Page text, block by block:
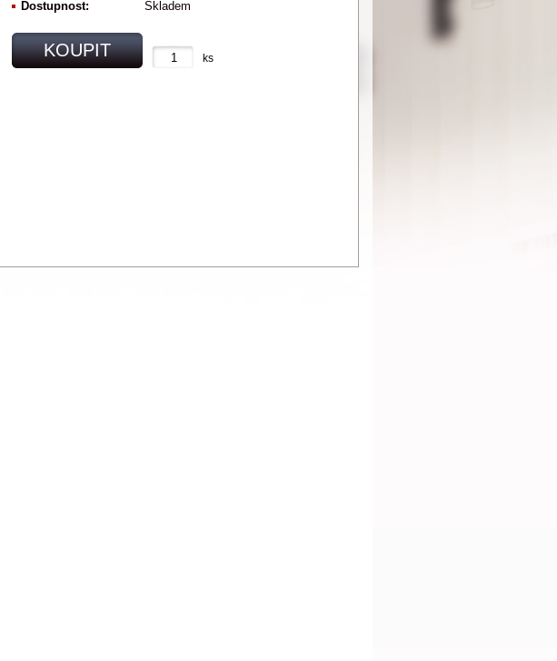
Dostupnost: Skladem
KOUPIT ks